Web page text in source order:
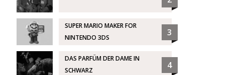
SUPER MARIO MAKER FOR
NINTENDO 3DS
3
DAS PARFÜM DER DAME IN
SCHWARZ
4